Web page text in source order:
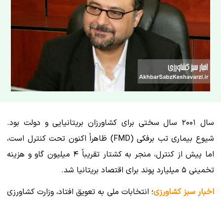
سال ۲۰۰۱ سال سختی برای کشاورزان بریتانیایی و دولت بود.
شیوع بیماری تب برفکی (FMD) ظاهراً اکنون تحت کنترل است،
اما پیش از کنترل، منجر به کشتار تقریباً ۴ میلیون گاو و هزینه
تخمینی ۵ میلیارد پوند برای اقتصاد بریتانیا شد.
اخبار سبز کشاورزی؛ انتخابات ملی به تعویق افتاد، وزارت کشاورزی